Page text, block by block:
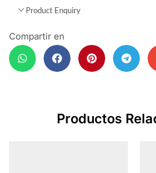
Product Enquiry
Compartir en
Productos